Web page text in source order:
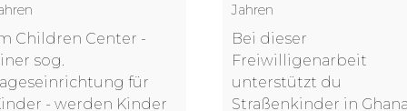
Children Center -
sog.
für
- werden Kinder
Jahren
Bei dieser
Freiwilligenarbeit
unterstützt du
Straßenkinder in Ghana